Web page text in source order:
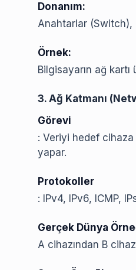
Donanım:
Anahtarlar (Switch),
Örnek:
Bilgisayarın ağ
3. Ağ Katmanı
Görevi
: Veriyi hedef
yapar.
Protokoller
: IPv4, IPv6, ICMP,
Gerçek Dünya
A cihazından B